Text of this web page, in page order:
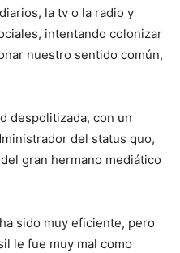
la tv o la radio y
intentando colonizar
nuestro sentido común,
despolitizada, con un
del status quo,
gran hermano mediático
sido muy eficiente, pero
le fue muy mal como